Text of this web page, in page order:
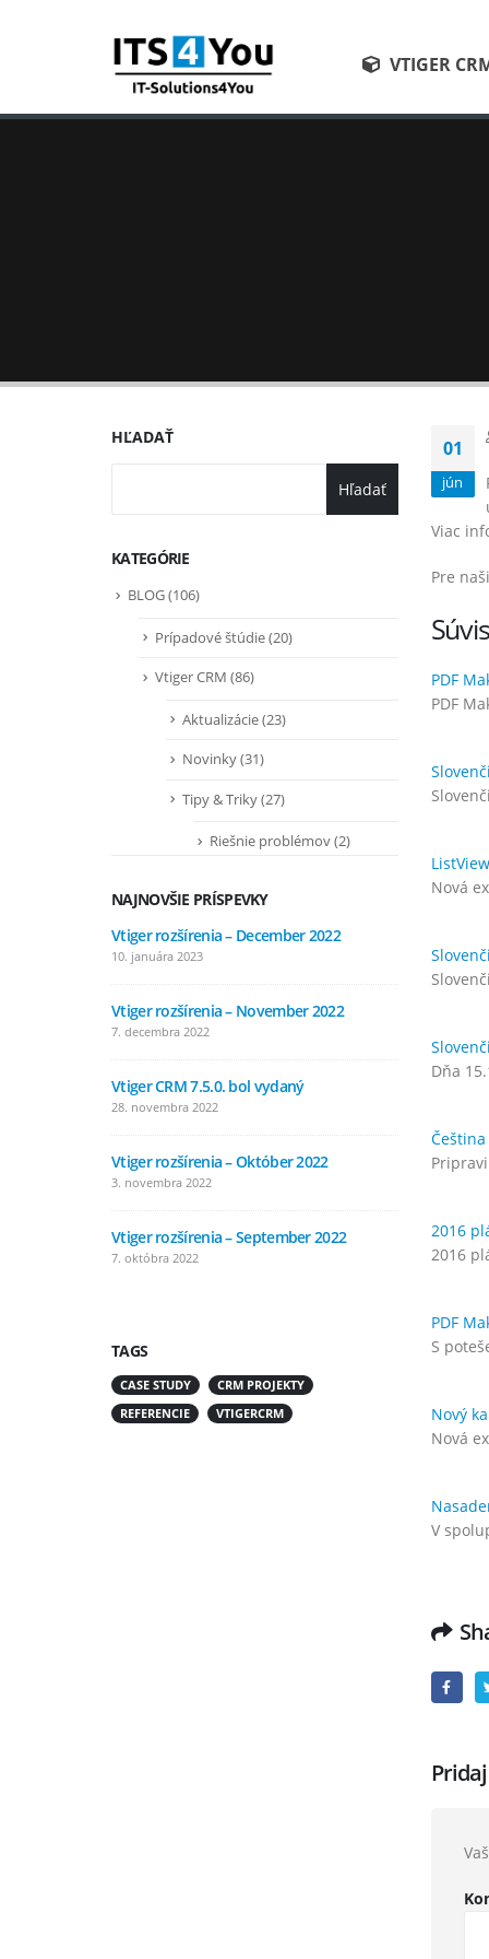
VTIGER
01
jún
Viac
Pre
PDF
PDF
Nová
Dňa
2016
2016
PDF
S
Nový
Nová
V
HĽADAŤ
Hľadať
KATEGÓRIE
BLOG(106)
Prípadové štúdie(20)
Vtiger CRM (86)
Aktualizácie(23)
Novinky(31)
Tipy & Triky(27)
Riešnie problémov(2)
NAJNOVŠIE PRÍSPEVKY
Vtiger rozšírenia – December 2022
10. januára 2023
Vtiger rozšírenia – November 2022
7. decembra 2022
Vtiger CRM 7.5.0. bol vydaný
28. novembra 2022
Vtiger rozšírenia – Október 2022
3. novembra 2022
Vtiger rozšírenia – September 2022
7. októbra 2022
7.
Vtiger
Vtiger
Vtiger
5. mája
TAGS
CASE STUDY
CRM PROJEKTY
REFERENCIE
VTIGERCRM